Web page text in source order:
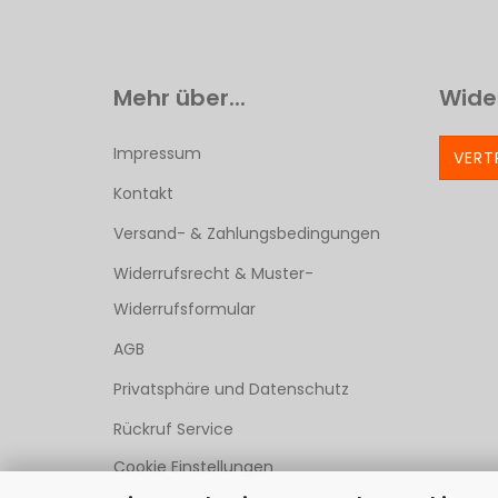
Mehr über...
Impressum
Kontakt
Versand- & Zahlungsbedingungen
Widerrufsrecht & Muster-
Widerrufsformular
AGB
Privatsphäre und Datenschutz
Rückruf Service
Cookie Einstellungen